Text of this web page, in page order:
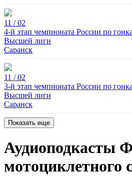
11 / 02
4-й этап чемпионата России по
Высшей лиги
Саранск
11 / 02
3-й этап чемпионата России по
Высшей лиги
Саранск
Показать еще
Аудиоподкасты
мотоциклетного